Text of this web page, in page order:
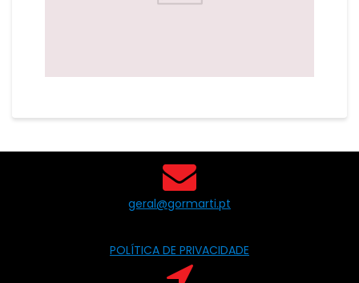
geral@gormarti.pt
POLÍTICA DE PRIVACIDADE